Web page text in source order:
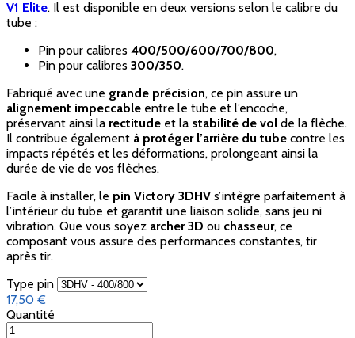
V1 Elite. Il est disponible en deux versions selon le calibre du
tube :
Pin pour calibres 400/500/600/700/800,
Pin pour calibres 300/350.
Fabriqué avec une grande précision, ce pin assure un
alignement impeccable entre le tube et l’encoche,
préservant ainsi la rectitude et la stabilité de vol de la flèche.
Il contribue également à protéger l’arrière du tube contre les
impacts répétés et les déformations, prolongeant ainsi la
durée de vie de vos flèches.
Facile à installer, le pin Victory 3DHV s’intègre parfaitement à
l’intérieur du tube et garantit une liaison solide, sans jeu ni
vibration. Que vous soyez archer 3D ou chasseur, ce
composant vous assure des performances constantes, tir
après tir.
Type pin
17,50 €
Quantité